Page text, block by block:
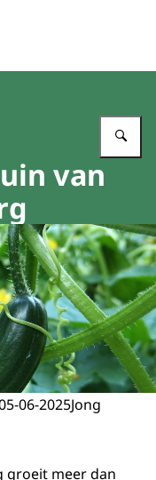
Leren Eten
van
06-2025Jong
groeit meer dan